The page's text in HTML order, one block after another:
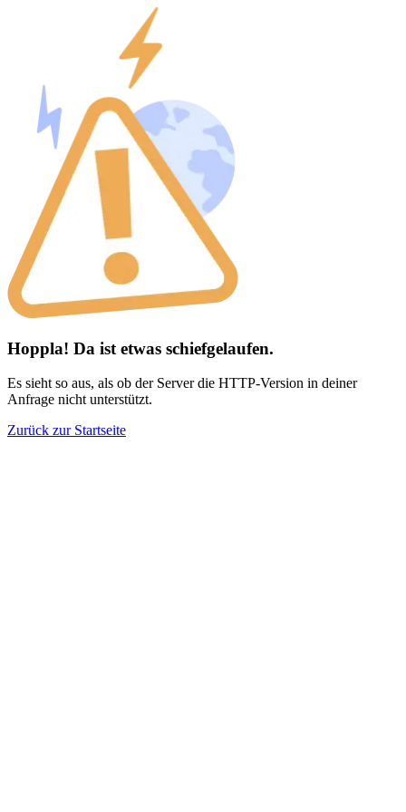
Hoppla! Da ist etwas schiefgelaufen.
Es sieht so aus, als ob der Server die HTTP-Version in deiner
Anfrage nicht unterstützt.
Zurück zur Startseite